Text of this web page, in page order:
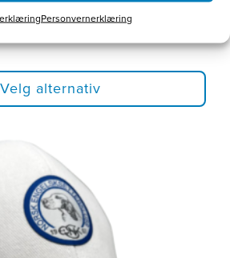
Personvernerklæring
Herre
Velg alternativ